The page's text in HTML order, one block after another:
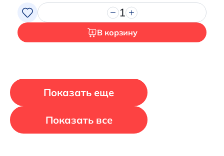
1
В корзину
Показать еще
Показать все